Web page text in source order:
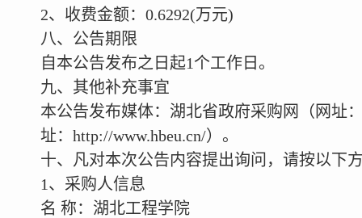
2、收费金额：0.6292(万元)
八、公告期限
自本公告发布之日起1个工作日。
九、其他补充事宜
本公告发布媒体：湖北省政府采购网（网址
址：http://www.hbeu.cn/）。
十、凡对本次公告内容提出询问，请按以下
1、采购人信息
名 称：湖北工程学院